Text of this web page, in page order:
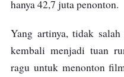
hanya 42,7 juta penonton.
Yang artinya, tidak
kembali menjadi tuan
ragu untuk menonton